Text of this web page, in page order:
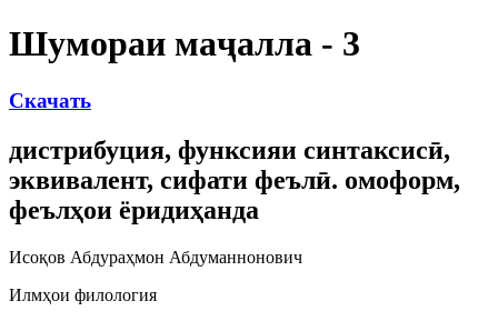
Шумораи маҷалла - 3
Скачать
дистрибуция, функсияи синтаксисӣ,
эквивалент, сифати феълӣ. омоформ,
феълҳои ёридиҳанда
Исоқов Абдураҳмон Абдуманнонович
Илмҳои филология